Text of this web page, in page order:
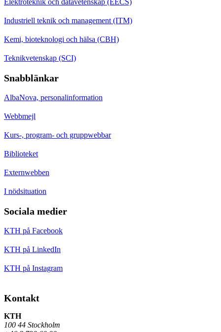
Industriell teknik och management (ITM)
Kemi, bioteknologi och hälsa (CBH)
Teknikvetenskap (SCI)
Snabblänkar
AlbaNova, personalinformation
Webbmejl
Kurs-, program- och gruppwebbar
Biblioteket
Externwebben
I nödsituation
Sociala medier
KTH på Facebook
KTH på LinkedIn
KTH på Instagram
Kontakt
KTH
100 44 Stockholm